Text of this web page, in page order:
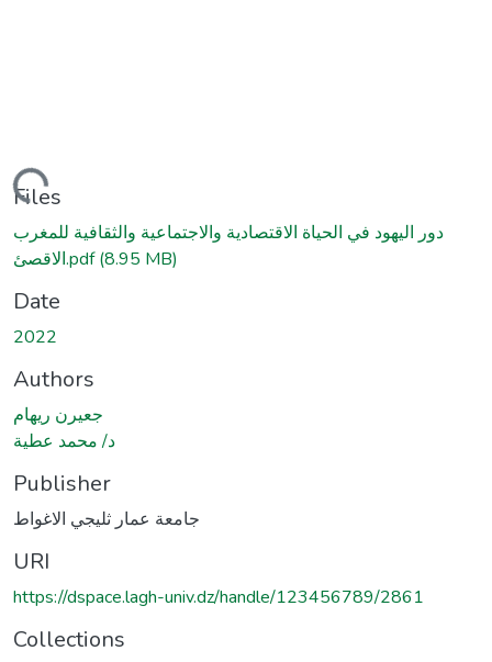
Loading...
Files
دور اليهود في الحياة الاقتصادية والاجتماعية والثقافية للمغرب
الاقصئ.pdf(8.95 MB)
Date
2022
Authors
جعيرن ريهام
د/ محمد عطية
Publisher
جامعة عمار ثليجي الاغواط
URI
https://dspace.lagh-univ.dz/handle/123456789/2861
Collections